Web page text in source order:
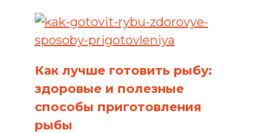
Как лучше готовить рыбу:
здоровые и полезные
способы приготовления
рыбы